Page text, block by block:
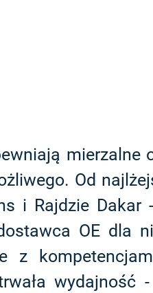
Od
i Rajdzie
OE dla
z
wydajność